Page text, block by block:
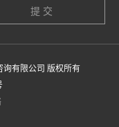
有限公司 版权所有